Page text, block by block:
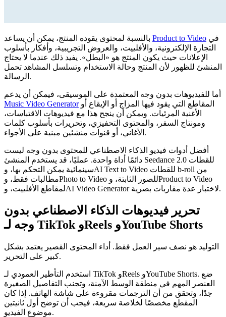
Product to Video
التجارة الإلكترونية، والأفلييت، والعروض التجريبية، وأفكار بأسلوب
الإعلانات حيث يكون المنتج هو «البطل». يفيد ذلك عندما لا يحتاج
المنشئ للظهور لأن المنتج وحالة الاستخدام وتسلسل المشاهد تحمل
الرسالة.
أما للفيديوهات بدون وجه المعتمدة على الموسيقى، فيمكن أن يدعم
Music Video Generatorالمقاطع التي يقود فيها المزاج أو الإيقاع أو
الأغنية المرئيات. ويمكن أن ينجح هذا مع فيديوهات الاقتباسات،
ومونتاج السفر، والمحتوى التحفيزي، وتحريرات بأسلوب كلمات
الأغاني، أو قنوات منشئين مبنية على الأجواء.
أفضل أدوات فيديو الذكاء الاصطناعي للمحتوى بدون وجه ليست
دائمًا أداة واحدة. عمليًا، قد يستخدم المنشئ Seedance 2.0 للقطات
سينمائية يمكن التحكم بها، وAI Text to Video للقطات b-roll من
مطالبات فقط، وPhoto to Video للصور الثابتة، وProduct to Video
لمقاطع الأفلييت، وAI Video Generator لاختبار عدة مقاربات بصرية.
تحرير فيديوهات الذكاء الاصطناعي بدون
وجه لـ TikTok وReels وYouTube Shorts
التوليد هو نصف سير العمل فقط. أداء المحتوى القصير يعتمد بشكل
كبير على التحرير.
استخدم التأطير العمودي لـ TikTok وReels وYouTube Shorts. ضع
العنصر المهم في منطقة الوسط الآمنة، وتجنب التفاصيل الصغيرة
جدًا، وتحقق من أن الترجمات مقروءة على شاشة الهاتف. إذا كان
المقطع مخصصًا لخلاصة سريعة، فيجب أن توضح أول ثانيتين
موضوع الفيديو.